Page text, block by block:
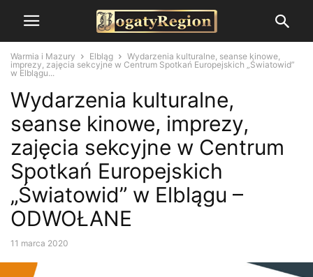
Warmia i Mazury Elbląg
Wydarzenia kulturalne, seanse kinowe,
imprezy, zajęcia sekcyjne w Centrum Spotkań Europejskich „Światowid”
w Elblągu...
Wydarzenia kulturalne,
seanse kinowe, imprezy,
zajęcia sekcyjne w Centrum
Spotkań Europejskich
„Światowid” w Elblągu –
ODWOŁANE
11 marca 2020